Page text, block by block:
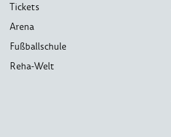
Tickets
Arena
Fußballschule
Reha-Welt